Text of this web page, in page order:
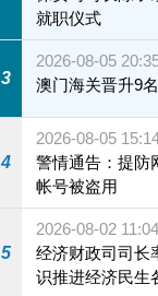
就职仪式
3
2026-08-05
澳门海关晋升9
4
2026-08-05
警情通告：提防
帐号被盗用
5
2026-08-02 11:04
经济财政司司长
识推进经济民生